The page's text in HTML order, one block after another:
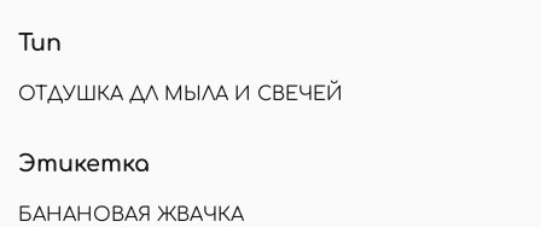
Тип
ОТДУШКА ДЛ МЫЛА И СВЕЧЕЙ
Этикетка
БАНАНОВАЯ ЖВАЧКА